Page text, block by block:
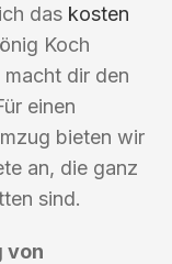
das kosten
Koch
dir den
einen
bieten wir
an, die ganz
sind.
von